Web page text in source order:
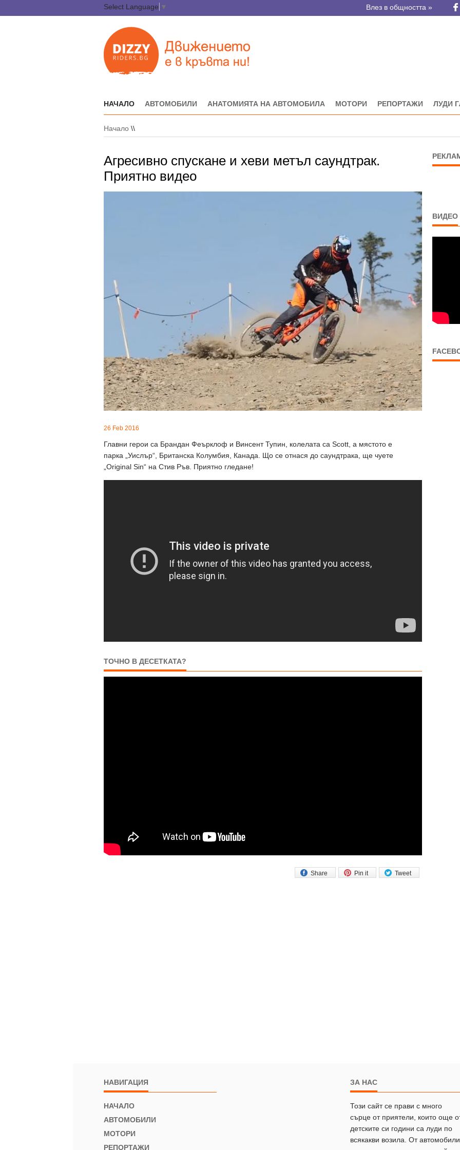
Select Language ▼ Влез в общността »
НАЧАЛО АВТОМОБИЛИ АНАТОМИЯТА НА АВТОМОБИЛА МОТОРИ РЕПОРТАЖИ ЛУДИ
Начало \\
Агресивно спускане и хеви метъл саундтрак.
Приятно видео
26 Feb 2016
Главни герои са Брандан Феърклоф и Винсент Тупин, колелата са Scott, а мястото е
парка „Уислър“, Британска Колумбия, Канада. Що се отнася до саундтрака, ще чуете
„Original Sin“ на Стив Ръв. Приятно гледане!
ТОЧНО В ДЕСЕТКАТА?
Tweet
Pin it
Share
ВИДЕО
НАВИГАЦИЯ
НАЧАЛО
АВТОМОБИЛИ
МОТОРИ
РЕПОРТАЖИ
ЗА НАС
Този сайт се прави с много
сърце от приятели, които още
детските си години са луди по
всякакви возила. От автомобили